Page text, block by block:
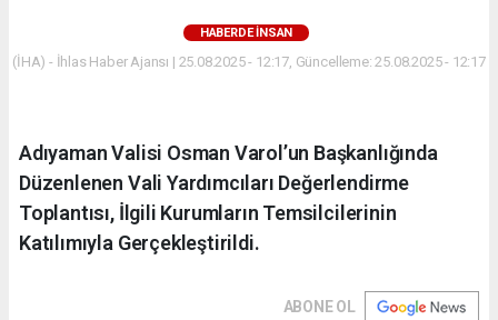
HABERDE İNSAN
(İHA) - İhlas Haber Ajansı | 25.08.2025 - 12:17, Güncelleme: 25.08.2025 - 12:17
Adıyaman Valisi Osman Varol’un Başkanlığında
Düzenlenen Vali Yardımcıları Değerlendirme
Toplantısı, İlgili Kurumların Temsilcilerinin
Katılımıyla Gerçekleştirildi.
ABONE OL